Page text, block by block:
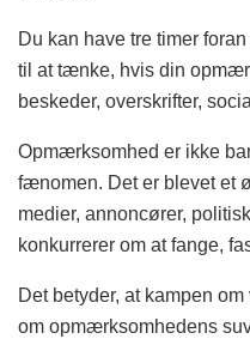
Du kan have tre timer
til at tænke, hvis din
beskeder, overskrifter,
Opmærksomhed er ikke
fænomen. Det er blevet et
medier, annoncører,
konkurrerer om at fange,
Det betyder, at kampen
om opmærksomhedens